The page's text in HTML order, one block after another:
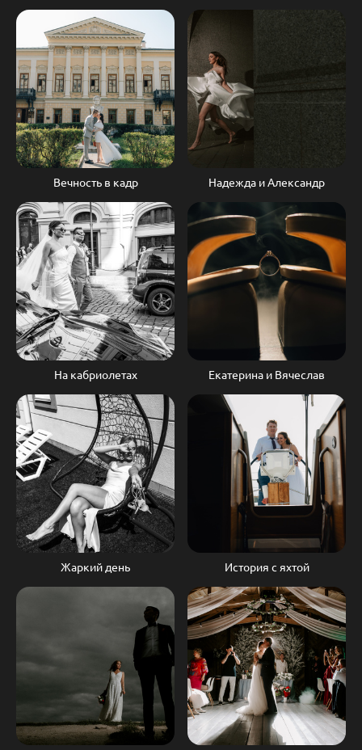
Вечность в кадр Надежда и Александр
На кабриолетах Екатерина и Вячеслав
Жаркий день История с яхтой